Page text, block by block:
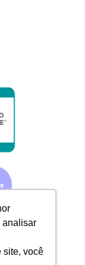
analisar
site, você